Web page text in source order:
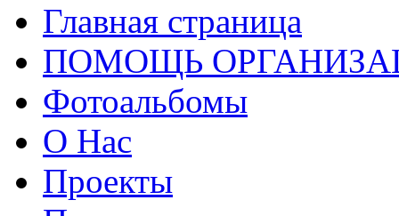
Главная страница
ПОМОЩЬ
Фотоальбомы
О Нас
Проекты